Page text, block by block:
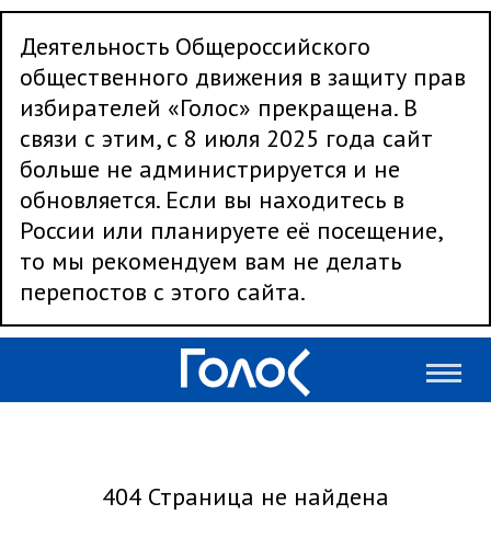
Деятельность Общероссийского
общественного движения в защиту прав
избирателей «Голос» прекращена. В
связи с этим, с 8 июля 2025 года сайт
больше не администрируется и не
обновляется. Если вы находитесь в
России или планируете её посещение,
то мы рекомендуем вам не делать
перепостов с этого сайта.
404 Страница не найдена